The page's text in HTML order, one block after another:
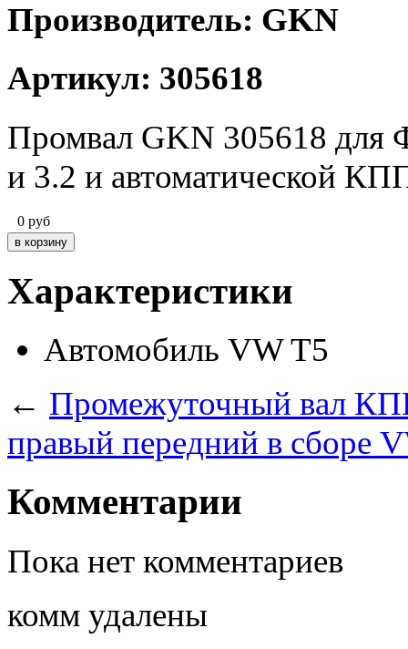
Производитель: GKN
Артикул: 305618
Промвал GKN 305618 для
и 3.2 и автоматической
0 руб
Характеристики
Автомобиль VW T5
← Промежуточный вал
правый передний в
Комментарии
Пока нет комментариев
комм удалены